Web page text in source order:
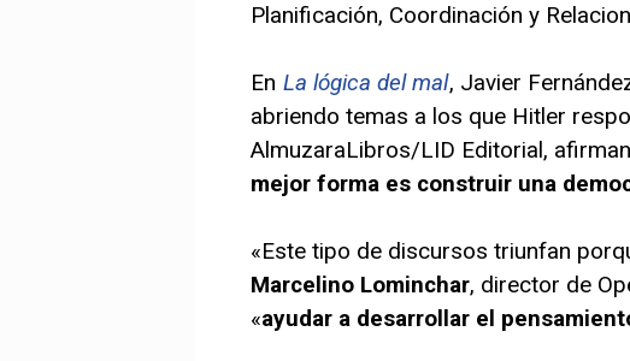
Planificación, Coordinación y
En La lógica del mal, Javier
abriendo temas a los que Hitler
AlmuzaraLibros/LID Editorial,
mejor forma es construir una
«Este tipo de discursos triunfan
Marcelino Lominchar, director de
«ayudar a desarrollar el